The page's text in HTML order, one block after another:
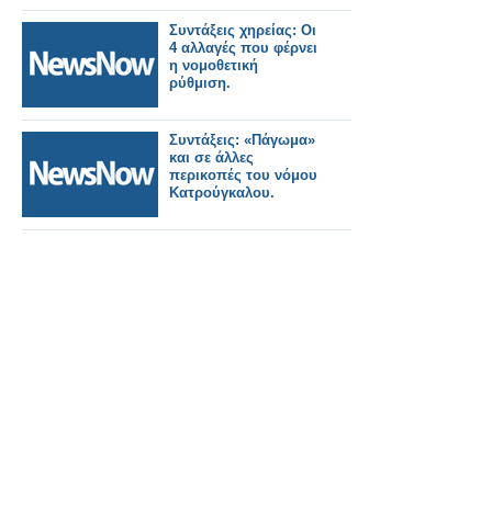
Συντάξεις χηρείας: Οι
4 αλλαγές που φέρνει
η νομοθετική
ρύθμιση.
Συντάξεις: «Πάγωμα»
και σε άλλες
περικοπές του νόμου
Κατρούγκαλου.